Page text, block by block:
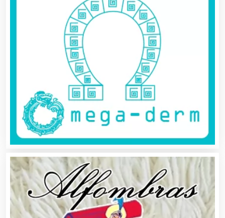
Asociaciones Civiles
Asociaciones Empresariales
Audio, Sonido e Iluminación
Audios para Eventos
Autobuses